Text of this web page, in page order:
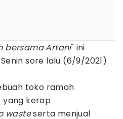
bersama Artani" ini
sore lalu (6/9/2021)
toko ramah
yang kerap
wasteserta menjual